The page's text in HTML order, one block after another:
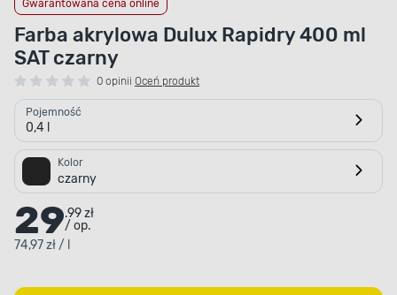
Gwarantowana cena online
Farba akrylowa Dulux Rapidry 400 ml
SAT czarny
0 opinii Oceń produkt
Pojemność
0,4 l
Kolor
czarny
29.99 zł
/ op.
74,97 zł / l